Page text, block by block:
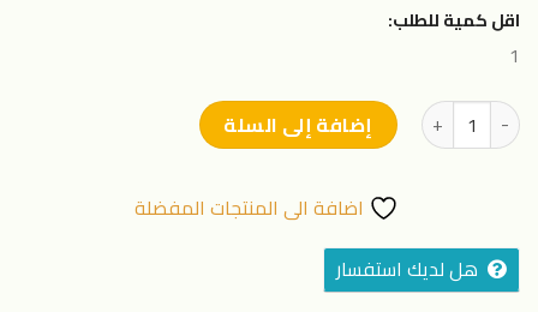
اقل كمية للطلب:
1
كمية هاي بلوم - 1 لتر إضافة إلى السلة
اضافة الى المنتجات المفضلة
هل لديك استفسار